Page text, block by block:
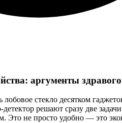
аргументы
стекло десятком
решают сразу две
не просто удобно — это